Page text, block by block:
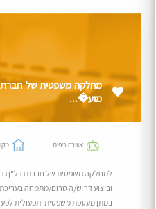
מחלקה משפטית של חברת
מוע�...
אווירה כיפית
למחלקה משפטית של חברת נדל"ן
וביצוע דרוש/ה טרום/מתמחה
במתן מעטפת משפטית ותפעולית